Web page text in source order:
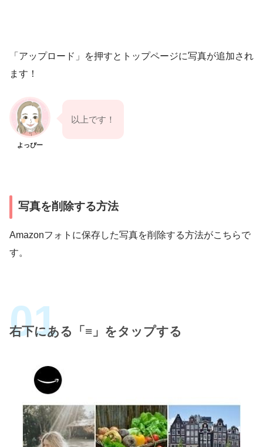
「アップロード」を押すとトップページに写真が追加され
ます！
よっぴー
以上です！
写真を削除する方法
Amazonフォトに保存した写真を削除する方法がこちらで
す。
右下にある「≡」をタップする